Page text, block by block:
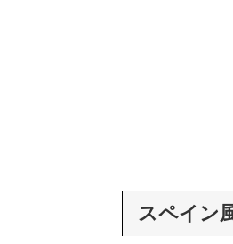
スペイン